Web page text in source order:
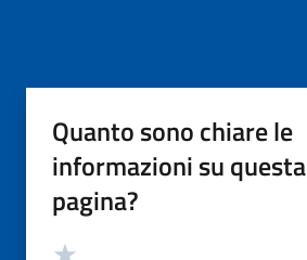
Quanto sono chiare le
informazioni su questa
pagina?
Valutazione